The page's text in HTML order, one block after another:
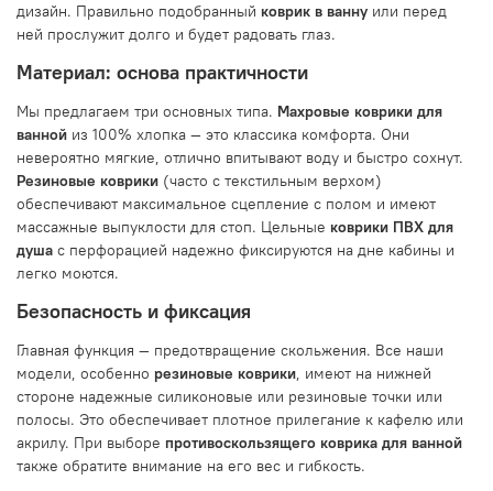
дизайн. Правильно подобранный коврик в ванну или перед
ней прослужит долго и будет радовать глаз.
Материал: основа практичности
Мы предлагаем три основных типа. Махровые коврики для
ванной из 100% хлопка — это классика комфорта. Они
невероятно мягкие, отлично впитывают воду и быстро сохнут.
Резиновые коврики (часто с текстильным верхом)
обеспечивают максимальное сцепление с полом и имеют
массажные выпуклости для стоп. Цельные коврики ПВХ для
душа с перфорацией надежно фиксируются на дне кабины и
легко моются.
Безопасность и фиксация
Главная функция — предотвращение скольжения. Все наши
модели, особенно резиновые коврики, имеют на нижней
стороне надежные силиконовые или резиновые точки или
полосы. Это обеспечивает плотное прилегание к кафелю или
акрилу. При выборе противоскользящего коврика для ванной
также обратите внимание на его вес и гибкость.